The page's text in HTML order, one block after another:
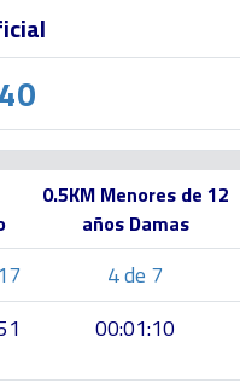
0.5KM Menores de 12
años Damas
4 de 7
00:01:10